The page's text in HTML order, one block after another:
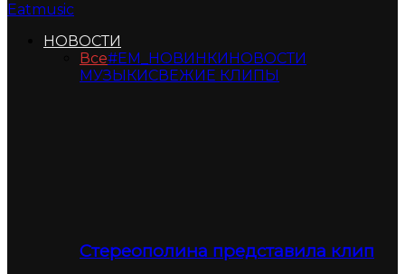
Eatmusic
НОВОСТИ
Все#ЕМ_НОВИНКИНОВОСТИ
МУЗЫКИСВЕЖИЕ КЛИПЫ
Стереополина представила клип